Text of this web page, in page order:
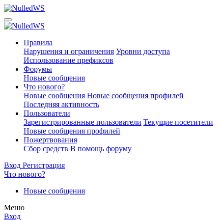
Правила
Нарушения и ограничения Уровни доступа
Использование префиксов
Форумы
Новые сообщения
Что нового?
Новые сообщения Новые сообщения профилей
Последняя активность
Пользователи
Зарегистрированные пользователи Текущие посетители
Новые сообщения профилей
Пожертвования
Сбор средств В помощь форуму
Вход Регистрация
Что нового?
Новые сообщения
Меню
Вход